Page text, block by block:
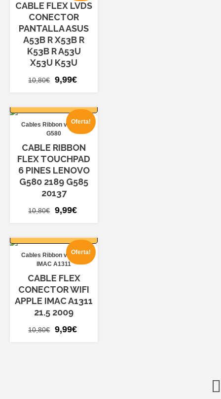
CABLE FLEX LVDS
CONECTOR
PANTALLA ASUS
A53B R X53B R
K53B R A53U
X53U K53U
10,80€
El
era:
10,80€.
9,99€
es:
9,99€.
Oferta!
Cables Ribbon varios
G580
CABLE RIBBON
FLEX TOUCHPAD
6 PINES LENOVO
G580 2189 G585
20137
10,80€
El
era:
10,80€.
9,99€
es:
9,99€.
Oferta!
Cables Ribbon varios
IMAC A1311
CABLE FLEX
CONECTOR WIFI
APPLE IMAC A1311
21.5 2009
10,80€
El
9,99€